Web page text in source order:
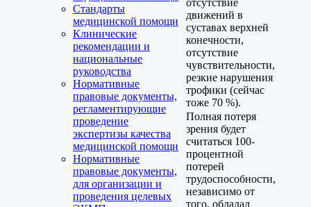
Стандарты
медицинской помощи
Клинические
рекомендации и
национальные
руководства
Нормативные
правовые документы,
регламентирующие
проведение
экспертизы качества
медицинской помощи
Нормативные
правовые документы,
для организации и
проведения целевых
отсутствие
движений в
суставах верхней
конечности,
отсутствие
чувствительности,
резкие нарушения
трофики (сейчас
тоже 70 %).
Полная потеря
зрения будет
считаться 100-
процентной
потерей
трудоспособности,
независимо от
того, обладал